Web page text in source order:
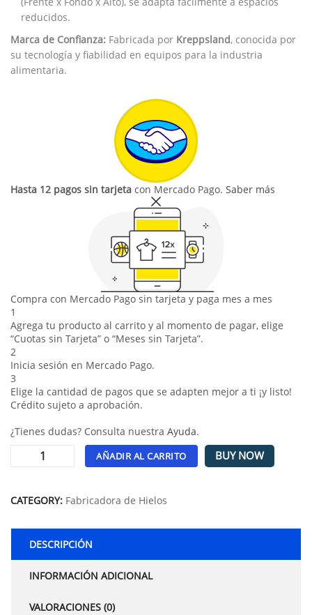
reducidos.
Marca de Confianza: Fabricada por Kreppsland, conocida por
su tecnología y fiabilidad en equipos para la industria
alimentaria.
Hasta 12 pagos sin tarjeta con Mercado Pago. Saber más
Compra con Mercado Pago sin tarjeta y paga mes a mes
1
Agrega tu producto al carrito y al momento de pagar, elige
“Cuotas sin Tarjeta” o “Meses sin Tarjeta”.
2
Inicia sesión en Mercado Pago.
3
Elige la cantidad de pagos que se adapten mejor a ti ¡y listo!
Crédito sujeto a aprobación.
¿Tienes dudas? Consulta nuestra Ayuda.
AÑADIR AL CARRITO BUY NOW
CATEGORY: Fabricadora de Hielos
DESCRIPCIÓN
INFORMACIÓN ADICIONAL
VALORACIONES (0)